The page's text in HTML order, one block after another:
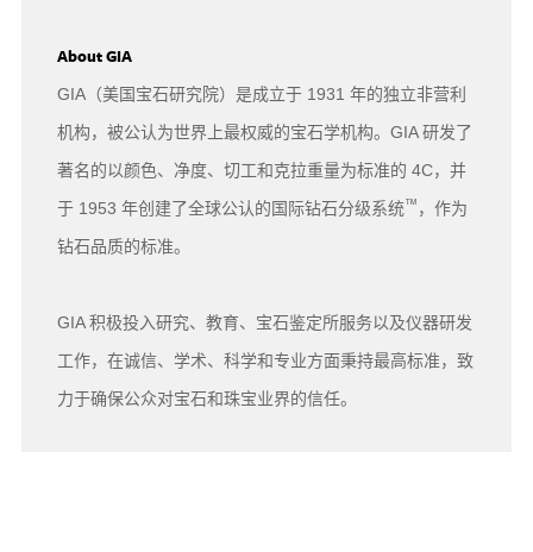
About GIA
GIA（美国宝石研究院）是成立于 1931 年的独立非营利
机构，被公认为世界上最权威的宝石学机构。GIA 研发了
著名的以颜色、净度、切工和克拉重量为标准的 4C，并
于 1953 年创建了全球公认的国际钻石分级系统™ ，作为
钻石品质的标准。
GIA 积极投入研究、教育、宝石鉴定所服务以及仪器研发
工作，在诚信、学术、科学和专业方面秉持最高标准，致
力于确保公众对宝石和珠宝业界的信任。